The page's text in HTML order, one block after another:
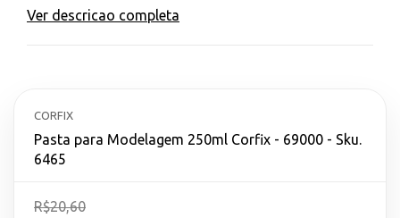
Ver descricao completa
CORFIX
Pasta para Modelagem 250ml Corfix - 69000 - Sku.
6465
R$20,60